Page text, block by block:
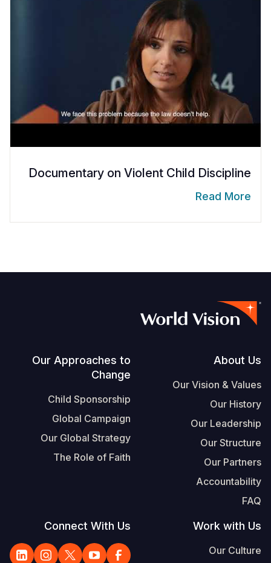
Documentary on Violent Child Discipline
Read More
Footer
About Us
Our Vision & Values
Our History
Our Leadership
Our Structure
Our Partners
Accountability
FAQ
Our Approaches to
Change
Child Sponsorship
Global Campaign
Our Global Strategy
The Role of Faith
Work with Us
Our Culture
Connect With Us